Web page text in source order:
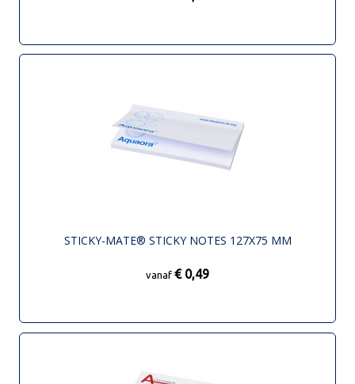
STICKY-MATE® STICKY NOTES 127X75 MM
vanaf € 0,49